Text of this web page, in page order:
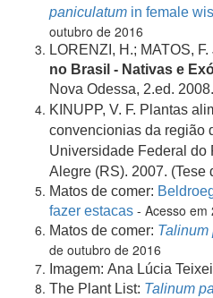
paniculatum in female
outubro de 2016
LORENZI, H.; MATOS, F.
no Brasil - Nativas e
Nova Odessa, 2.ed. 2008.
KINUPP, V. F. Plantas
convencionias da região
Universidade Federal do
Alegre (RS). 2007. (Tese
Matos de comer:
fazer estacas - Acesso em
Matos de comer: Talinum
de outubro de 2016
Imagem: Ana Lúcia
The Plant List: Talinum